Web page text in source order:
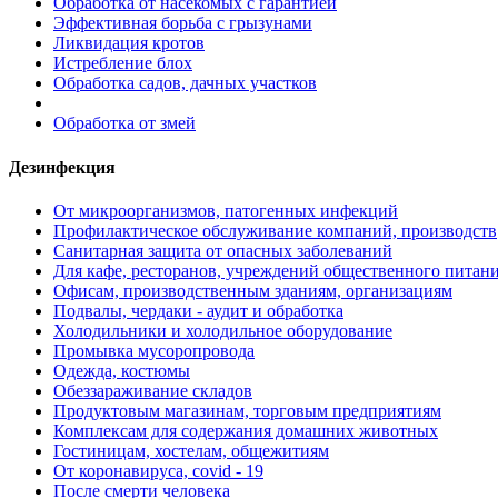
Эффективная борьба с грызунами
Ликвидация кротов
Истребление блох
Обработка садов, дачных участков
Обработка от змей
Дезинфекция
От микроорганизмов, патогенных инфекций
Профилактическое обслуживание компаний, производств
Санитарная защита от опасных заболеваний
Для кафе, ресторанов, учреждений общественного
Офисам, производственным зданиям, организациям
Подвалы, чердаки - аудит и обработка
Холодильники и холодильное оборудование
Промывка мусоропровода
Одежда, костюмы
Обеззараживание складов
Продуктовым магазинам, торговым предприятиям
Комплексам для содержания домашних животных
Гостиницам, хостелам, общежитиям
От коронавируса, covid - 19
После смерти человека